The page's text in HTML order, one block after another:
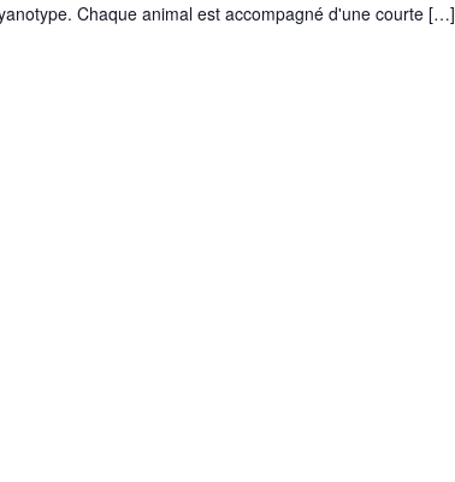
Chaque animal est accompagné d'une courte […]